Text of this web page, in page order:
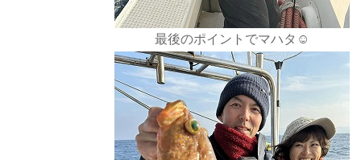
最後のポイントでマハタ☺️